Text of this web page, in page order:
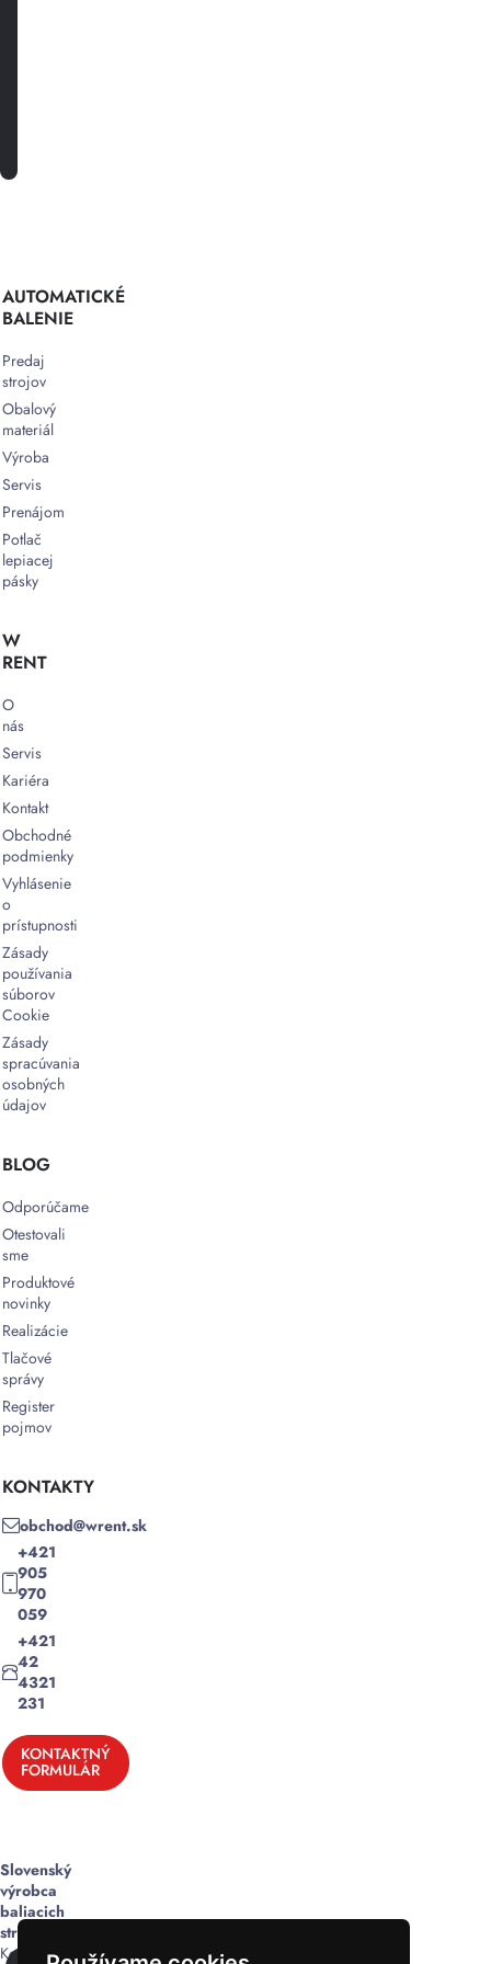
AUTOMATICKÉ
BALENIE
Predaj
strojov
Obalový
materiál
Výroba
Servis
Prenájom
Potlač
lepiacej
pásky
W
RENT
O
nás
Servis
Kariéra
Kontakt
Obchodné
podmienky
Vyhlásenie
o
prístupnosti
Zásady
používania
súborov
Cookie
Zásady
spracúvania
osobných
údajov
BLOG
Odporúčame
Otestovali
sme
Produktové
novinky
Realizácie
Tlačové
správy
Register
pojmov
KONTAKTY
obchod@wrent.sk
+421
905
970
059
+421
42
4321
231
KONTAKTNÝ
FORMULÁR
Slovenský
výrobca
baliacich
strojov
Komplexné